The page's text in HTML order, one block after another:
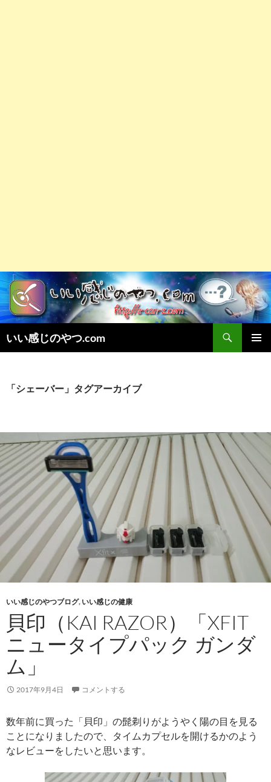
いい感じのやつ.com
索
ン
ッ
プ
「シェーバー」タグアーカイブ
いい感じのやつブログ, いい感じの健康
貝印（KAI RAZOR）「XFIT
ニュータイプパック ガンダ
ム」
2017年9月4日 コメントする
数年前に買った「貝印」の髭剃りがようやく陽の目を見る
ことになりましたので、タイムカプセルを開けるかのよう
なレビューをしたいと思います。